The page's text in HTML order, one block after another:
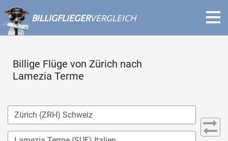
BILLIGFLIEGERVERGLEICH
Billige Flüge von Zürich nach
Lamezia Terme